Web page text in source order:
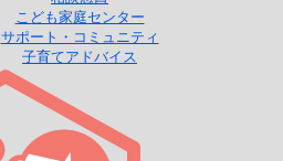
こども家庭センター
サポート・コミュニティ
子育てアドバイス